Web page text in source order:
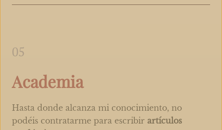
05
Academia
Hasta donde alcanza mi conocimiento, no
podéis contratarme para escribir artículos